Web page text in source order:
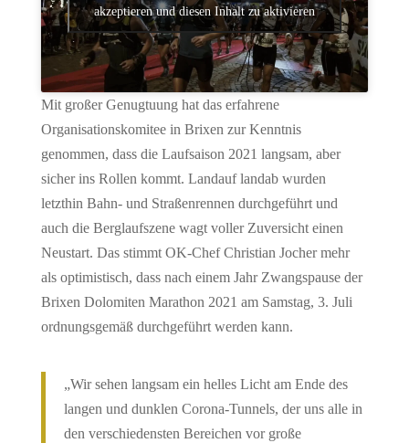
akzeptieren und diesen Inhalt zu aktivieren
Mit großer Genugtuung hat das erfahrene
Organisationskomitee in Brixen zur Kenntnis
genommen, dass die Laufsaison 2021 langsam, aber
sicher ins Rollen kommt. Landauf landab wurden
letzthin Bahn- und Straßenrennen durchgeführt und
auch die Berglaufszene wagt voller Zuversicht einen
Neustart. Das stimmt OK-Chef Christian Jocher mehr
als optimistisch, dass nach einem Jahr Zwangspause der
Brixen Dolomiten Marathon 2021 am Samstag, 3. Juli
ordnungsgemäß durchgeführt werden kann.
„Wir sehen langsam ein helles Licht am Ende des
langen und dunklen Corona-Tunnels, der uns alle in
den verschiedensten Bereichen vor große